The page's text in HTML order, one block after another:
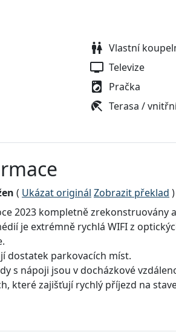
Vlastní
Televize
Pračka
Terasa /
( Ukázat originál Zobrazit překlad )
2023 kompletně zrekonstruovány
je extrémně rychlá WIFI z
dostatek parkovacích míst.
s nápoji jsou v docházkové
které zajišťují rychlý příjezd na